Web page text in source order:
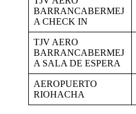
BARRANCABERMEJ
A CHECK IN
TJV AERO
BARRANCABERMEJ
A SALA DE ESPERA
AEROPUERTO
RIOHACHA